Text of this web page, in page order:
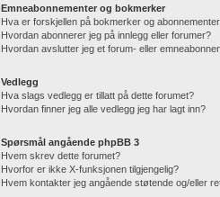
Emneabonnementer og bokmerker
Hva er forskjellen på bokmerker og
Hvordan abonnerer jeg på innlegg eller forumer?
Hvordan avslutter jeg et forum- eller
Vedlegg
Hva slags vedlegg er tillatt på dette forumet?
Hvordan finner jeg alle vedlegg jeg har lagt inn?
Spørsmål angående phpBB 3
Hvem skrev dette forumet?
Hvorfor er ikke X-funksjonen tilgjengelig?
Hvem kontakter jeg angående støtende og/eller